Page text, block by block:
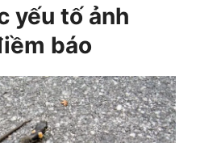
yếu tố ảnh
báo